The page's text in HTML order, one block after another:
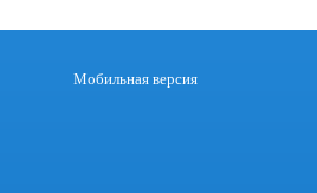
Мобильная версия